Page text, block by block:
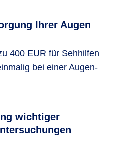
Ihrer Augen
400 EUR für Sehhilfen
bei einer Augen-
wichtiger